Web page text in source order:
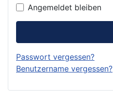
Angemeldet bleiben
Passwort vergessen?
Benutzername vergessen?